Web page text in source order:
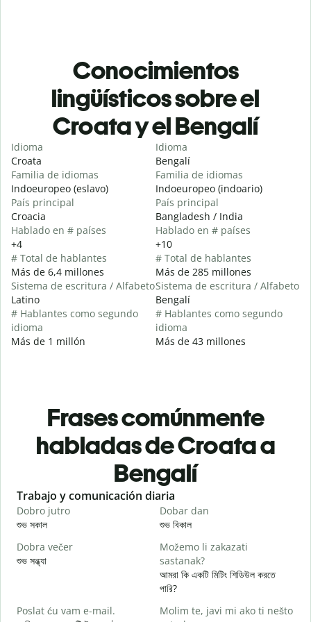
Conocimientos
lingüísticos sobre el
Croata y el Bengalí
Idioma
Croata
Familia de idiomas
Indoeuropeo (eslavo)
País principal
Croacia
Hablado en # países
+4
# Total de hablantes
Más de 6,4 millones
Sistema de escritura / Alfabeto
Latino
# Hablantes como segundo
idioma
Más de 1 millón
Idioma
Bengalí
Familia de idiomas
Indoeuropeo (indoario)
País principal
Bangladesh / India
Hablado en # países
+10
# Total de hablantes
Más de 285 millones
Sistema de escritura / Alfabeto
Bengalí
# Hablantes como segundo
idioma
Más de 43 millones
Frases comúnmente
habladas de Croata a
Bengalí
Slide 1 of 6
Trabajo y comunicación diaria
Dobro jutro
শুভ সকাল
Dobar dan
শুভ বিকাল
Dobra večer
শুভ সন্ধ্যা
Možemo li zakazati
sastanak?
আমরা কি একটি মিটিং শিডিউল করতে
পারি?
Poslat ću vam e-mail.
Molim te, javi mi ako ti nešto